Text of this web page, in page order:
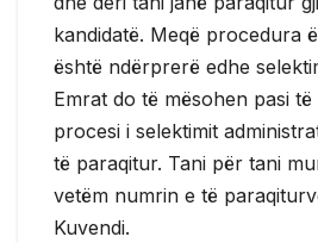
kandidatë. Meqë procedura
është ndërprerë edhe
Emrat do të mësohen pasi
procesi i selektimit
të paraqitur. Tani për tani
vetëm numrin e të
Kuvendi.